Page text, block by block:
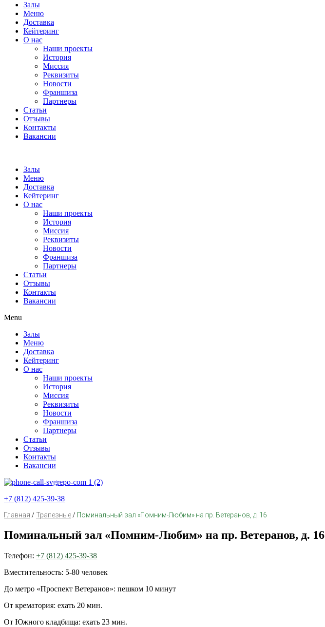
Залы
Меню
Доставка
Кейтеринг
О нас
Наши проекты
История
Миссия
Реквизиты
Новости
Франшиза
Партнеры
Статьи
Отзывы
Контакты
Вакансии
Залы
Меню
Доставка
Кейтеринг
О нас
Наши проекты
История
Миссия
Реквизиты
Новости
Франшиза
Партнеры
Статьи
Отзывы
Контакты
Вакансии
Menu
Залы
Меню
Доставка
Кейтеринг
О нас
Наши проекты
История
Миссия
Реквизиты
Новости
Франшиза
Партнеры
Статьи
Отзывы
Контакты
Вакансии
+7 (812) 425-39-38
Главная / Трапезные / Поминальный зал «Помним-Любим» на пр. Ветеранов, д. 16
Поминальный зал «Помним-Любим» на пр. Ветеранов, д. 16
Телефон: +7 (812) 425-39-38
Вместительность: 5-80 человек
До метро «Проспект Ветеранов»: пешком 10 минут
От крематория: ехать 20 мин.
От Южного кладбища: ехать 23 мин.